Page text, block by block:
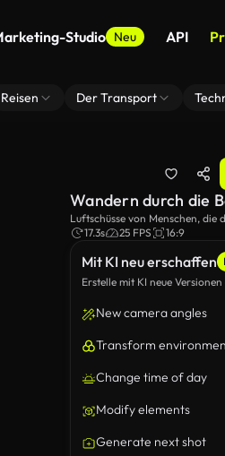
Studio Neu API
Reisen Der Transport
Mit KI neu erschaffen
Erstelle mit KI neue
New camera angles
Transform
Change time of day
Modify elements
Generate next shot
Wandern durch die
Luftschüsse von Menschen, die
17.3s
25 FPS 16:9